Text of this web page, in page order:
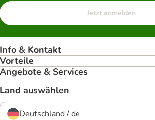
Jetzt anmelden
Info & Kontakt
Vorteile
Angebote & Services
Land auswählen
Deutschland / de